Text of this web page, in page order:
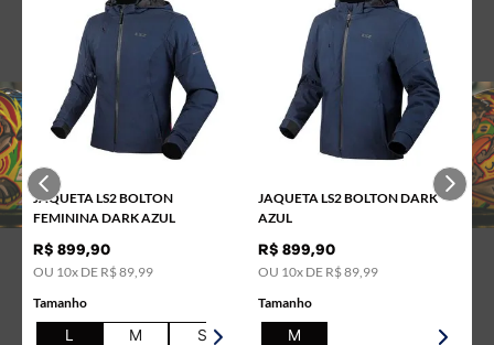
JAQUETA LS2 BOLTON
FEMININA DARK AZUL
R$ 899,90
OU 10x DE R$89 99
Tamanho
L M S
JAQUETA LS2 BOLTON DARK
AZUL
R$ 899,90
OU 10x DE R$89 99
Tamanho
M